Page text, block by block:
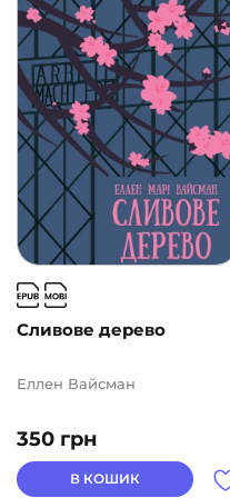
Подарункові
ВИДАВНИЦТВА
АВТОРИ
ЦІНА
2
Сливове дерево
350 грн
Еллен Вайсман
В КОШИК